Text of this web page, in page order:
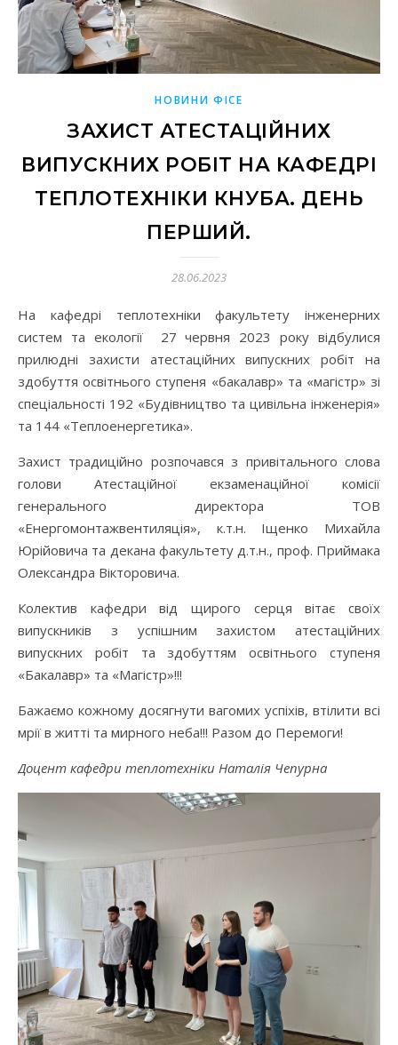
НОВИНИ ФІСЕ
ЗАХИСТ АТЕСТАЦІЙНИХ
ВИПУСКНИХ РОБІТ НА КАФЕДРІ
ТЕПЛОТЕХНІКИ КНУБА. ДЕНЬ
ПЕРШИЙ.
28.06.2023
На кафедрі теплотехніки факультету інженерних
систем та екології 27 червня 2023 року відбулися
прилюдні захисти атестаційних випускних робіт на
здобуття освітнього ступеня «бакалавр» та «магістр» зі
спеціальності 192 «Будівництво та цивільна інженерія»
та 144 «Теплоенергетика».
Захист традиційно розпочався з привітального слова
голови Атестаційної екзаменаційної комісії
генерального директора ТОВ
«Енергомонтажвентиляція», к.т.н. Іщенко Михайла
Юрійовича та декана факультету д.т.н., проф. Приймака
Олександра Вікторовича.
Колектив кафедри від щирого серця вітає своїх
випускників з успішним захистом атестаційних
випускних робіт та здобуттям освітнього ступеня
«Бакалавр» та «Магістр»!!!
Бажаємо кожному досягнути вагомих успіхів, втілити всі
мрії в житті та мирного неба!!! Разом до Перемоги!
Доцент кафедри теплотехніки Наталія Чепурна